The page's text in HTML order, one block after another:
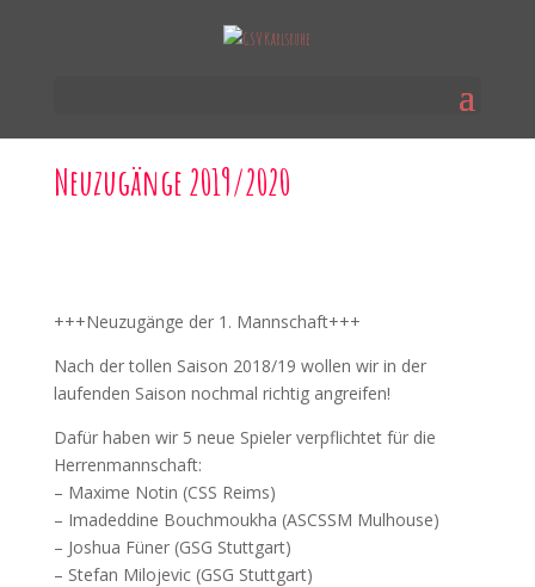
Neuzugänge 2019/2020
+++Neuzugänge der 1. Mannschaft+++
Nach der tollen Saison 2018/19 wollen wir in der
laufenden Saison nochmal richtig angreifen!
Dafür haben wir 5 neue Spieler verpflichtet für die
Herrenmannschaft:
– Maxime Notin (CSS Reims)
– Imadeddine Bouchmoukha (ASCSSM Mulhouse)
– Joshua Füner (GSG Stuttgart)
– Stefan Milojevic (GSG Stuttgart)